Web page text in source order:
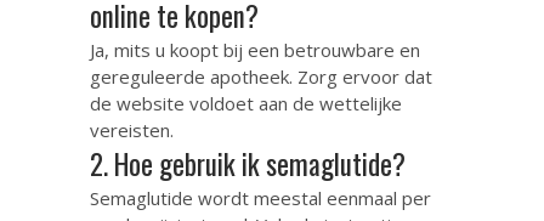
online te kopen?
Ja, mits u koopt bij een betrouwbare en
gereguleerde apotheek. Zorg ervoor dat
de website voldoet aan de wettelijke
vereisten.
2. Hoe gebruik ik semaglutide?
Semaglutide wordt meestal eenmaal per